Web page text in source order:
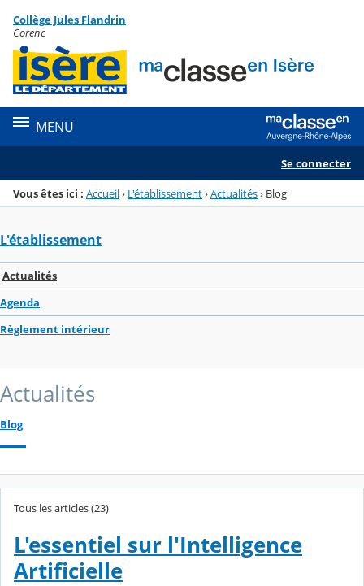
Menu de la rubrique
Contenu
Collège Jules Flandrin
Corenc
MENU
Se connecter
Vous êtes ici : Accueil› L'établissement›Actualités› Blog
L'établissement
Actualités
Agenda
Règlement intérieur
Actualités
Blog
Tous les articles (23)
L'essentiel sur l'Intelligence
Artificielle